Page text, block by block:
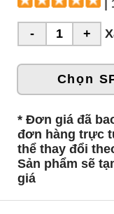
|
Chọn
* Đơn giá đã
đơn hàng trực
thể thay đổi
Sản phẩm sẽ
giá